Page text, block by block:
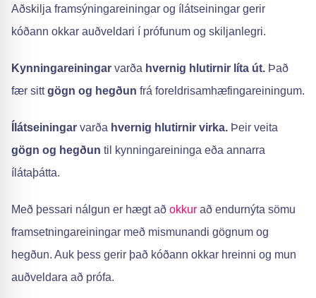
Aðskilja framsýningareiningar og ílátseiningar gerir
kóðann okkar auðveldari í prófunum og skiljanlegri.
Kynningareiningar varða hvernig hlutirnir líta út. Það
fær sittgögn og hegðun frá foreldrisamhæfingareiningum.
Ílátseiningar varða hvernig hlutirnir virka. Þeir veita
gögn og hegðun til kynningareininga eða annarra
ílátaþátta.
Með þessari nálgun er hægt að okkur að endurnýta sömu
framsetningareiningar með mismunandi gögnum og
hegðun. Auk þess gerir það kóðann okkar hreinni og mun
auðveldara að prófa.